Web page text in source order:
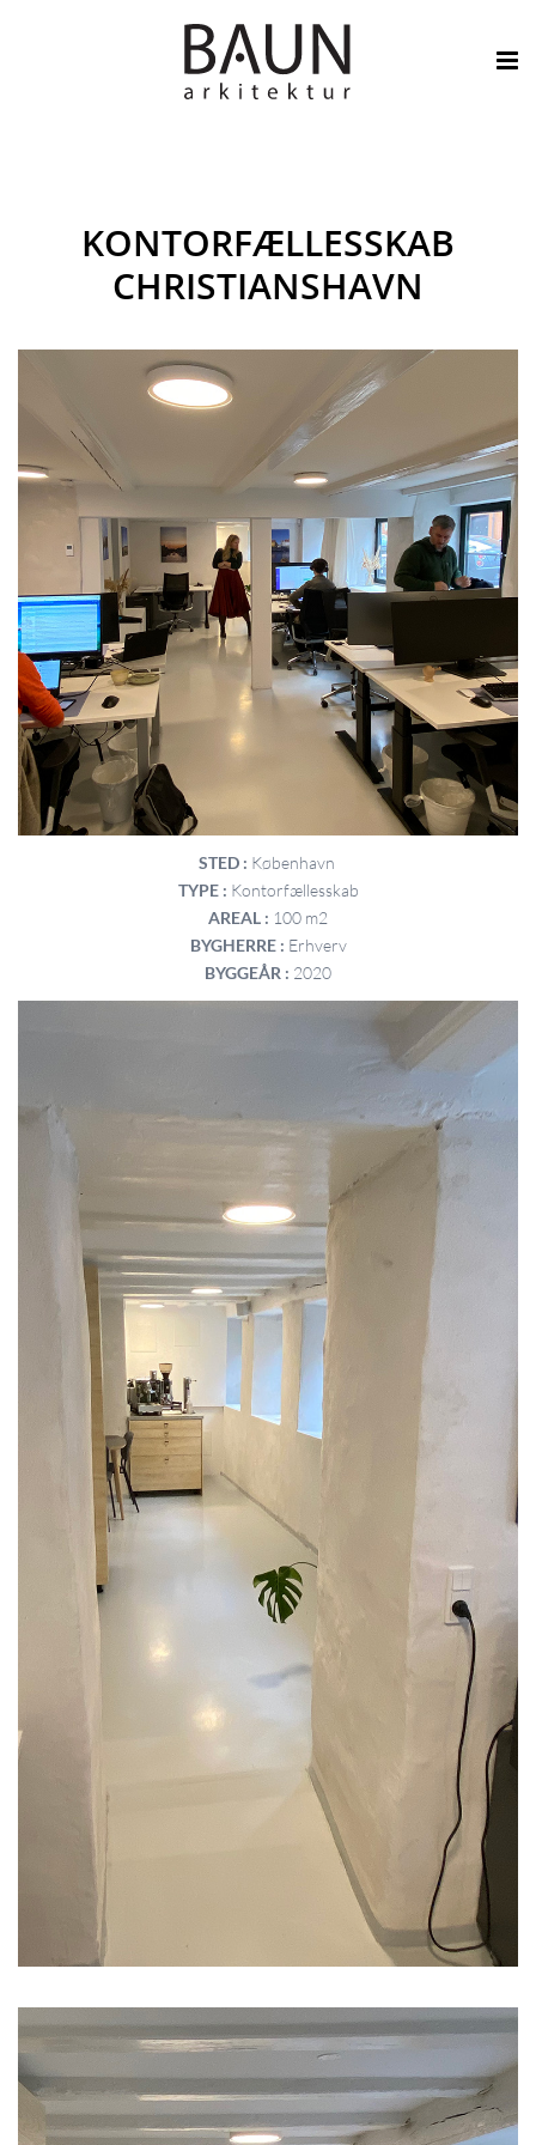

KONTORFÆLLESSKAB
CHRISTIANSHAVN
STED : København
TYPE : Kontorfællesskab
AREAL : 100 m2
BYGHERRE : Erhverv
BYGGEÅR : 2020